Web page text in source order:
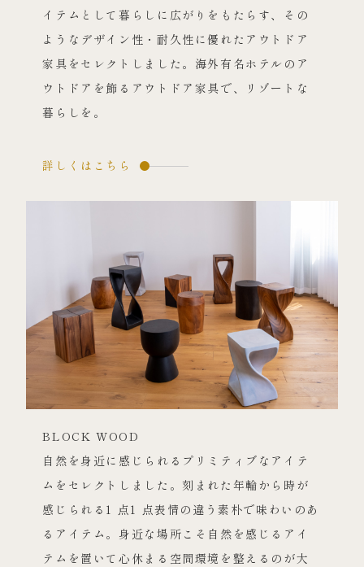
イテムとして暮らしに広がりをもたらす、その
ようなデザイン性・耐久性に優れたアウトドア
家具をセレクトしました。海外有名ホテルのア
ウトドアを飾るアウトドア家具で、リゾートな
暮らしを。
詳しくはこちら
BLOCK WOOD
自然を身近に感じられるプリミティブなアイテ
ムをセレクトしました。刻まれた年輪から時が
感じられる1 点1 点表情の違う素朴で味わいのあ
るアイテム。身近な場所こそ自然を感じるアイ
テムを置いて心休まる空間環境を整えるのが大